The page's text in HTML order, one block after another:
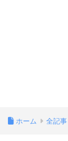
ホーム 全記事